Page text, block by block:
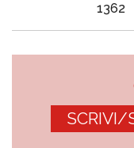
1362
SCRIVI/